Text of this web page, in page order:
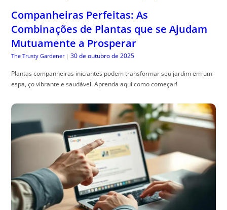
Companheiras Perfeitas: As
Combinações de Plantas que se Ajudam
Mutuamente a Prosperar
The Trusty Gardener | 30 de outubro de 2025
Plantas companheiras iniciantes podem transformar seu jardim em um
espa, ço vibrante e saudável. Aprenda aqui como começar!